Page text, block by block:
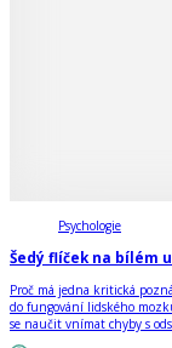
Psychologie
Šedý flíček na bílém
Proč má jedna kritická
do fungování lidského
se naučit vnímat chyby s